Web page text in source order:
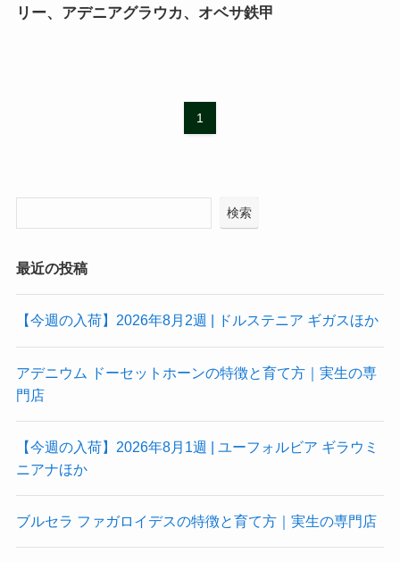
リー、アデニアグラウカ、オベサ鉄甲
1
検索
最近の投稿
【今週の入荷】2026年8月2週 | ドルステニア ギガスほか
アデニウム ドーセットホーンの特徴と育て方｜実生の専
門店
【今週の入荷】2026年8月1週 | ユーフォルビア ギラウミ
ニアナほか
ブルセラ ファガロイデスの特徴と育て方｜実生の専門店